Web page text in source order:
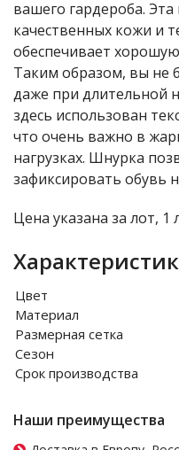
вашего гардероба.
качественных кожи и
обеспечивает
Таким образом, вы не
даже при длительной
здесь использован
что очень важно в
нагрузках. Шнурка
зафиксировать обувь
Цена указана за лот, 1
Цвет
Материал
Размерная сетка
Сезон
Срок производства
Наши преимущества